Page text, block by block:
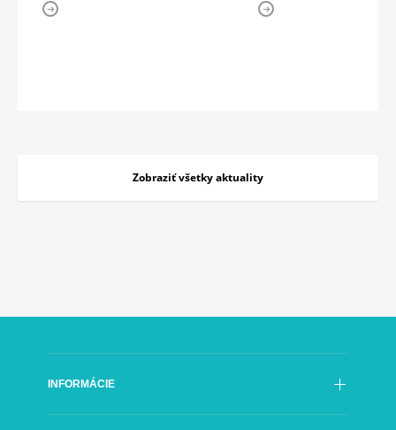
Zobraziť všetky aktuality
INFORMÁCIE